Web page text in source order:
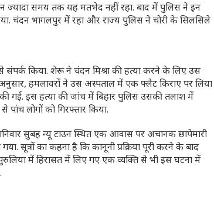
समय तक यह मतभेद नहीं रहा. बाद में पुलिस ने इन
चंदन भागलपुर में रहा और राज्य पुलिस ने चोरी के सिलसिले
किया. शेरू ने चंदन मिश्रा की हत्या करने के लिए उस
अनुसार, हमलावरों ने उस अस्पताल में एक फ्लैट किराए पर लिया
गई. इस हत्या की जांच में बिहार पुलिस उसकी तलाश में
लोगों को गिरफ्तार किया.
सुबह न्यू टाउन स्थित एक आवास पर अचानक छापेमारी
सूत्रों का कहना है कि कानूनी प्रक्रिया पूरी करने के बाद
में हिरासत में लिए गए एक व्यक्ति से भी इस घटना में